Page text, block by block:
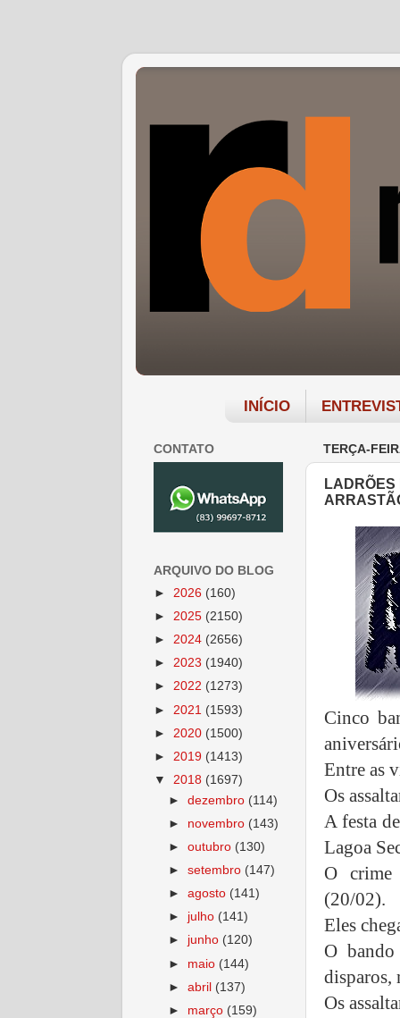
INÍCIO
TERÇA-
LADRÕES
Cinco
Entre as
Os
A festa
Lagoa
O crime
(20/02).
Eles
O
disparos,
Os
CONTATO
ARQUIVO DO BLOG
► 2026 (160)
► 2025 (2150)
► 2024 (2656)
► 2023 (1940)
► 2022 (1273)
► 2021 (1593)
► 2020 (1500)
► 2019 (1413)
▼ 2018 (1697)
►dezembro (114)
► novembro (143)
►outubro (130)
►setembro (147)
►agosto (141)
► julho (141)
► junho (120)
► maio (144)
►abril (137)
► março (159)